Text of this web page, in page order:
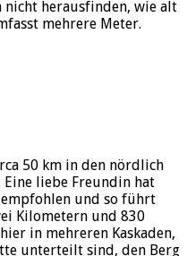
nicht herausfinden, wie alt
mehrere Meter.
50 km in den nördlich
Eine liebe Freundin hat
empfohlen und so führt
Kilometern und 830
in mehreren Kaskaden,
unterteilt sind, den Berg